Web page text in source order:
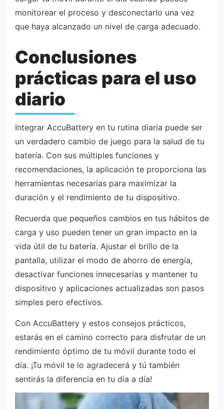
monitorear el proceso y desconectarlo una vez
que haya alcanzado un nivel de carga adecuado.
Conclusiones
prácticas para el uso
diario
Integrar AccuBattery en tu rutina diaria puede ser
un verdadero cambio de juego para la salud de tu
batería. Con sus múltiples funciones y
recomendaciones, la aplicación te proporciona las
herramientas necesarias para maximizar la
duración y el rendimiento de tu dispositivo.
Recuerda que pequeños cambios en tus hábitos de
carga y uso pueden tener un gran impacto en la
vida útil de tu batería. Ajustar el brillo de la
pantalla, utilizar el modo de ahorro de energía,
desactivar funciones innecesarias y mantener tu
dispositivo y aplicaciones actualizadas son pasos
simples pero efectivos.
Con AccuBattery y estos consejos prácticos,
estarás en el camino correcto para disfrutar de un
rendimiento óptimo de tu móvil durante todo el
día. ¡Tu móvil te lo agradecerá y tú también
sentirás la diferencia en tu día a día!